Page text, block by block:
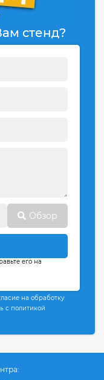
стенд?
Обзор
его на
на обработку
с политикой